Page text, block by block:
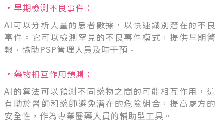
•早期檢測不良事件：
AI可以分析大量的患者數據，以快速識別潛在的不良
事件。它可以檢測罕見的不良事件模式，提供早期警
報，協助PSP管理人員及時干預。
•藥物相互作用預測：
AI的算法可以預測不同藥物之間的可能相互作用，這
有助於醫師和藥師避免潛在的危險組合，提高處方的
安全性，作為專業醫藥人員的輔助型工具。